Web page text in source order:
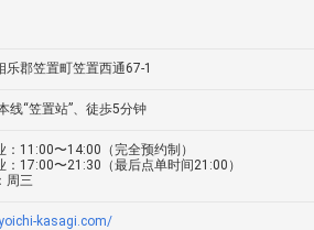
乐郡笠置町笠置西通67-1
线“笠置站”、徒歩5分钟
：11:00〜14:00（完全预约制）
：17:00〜21:30（最后点单时间21:00）
周三
kasagi.com/